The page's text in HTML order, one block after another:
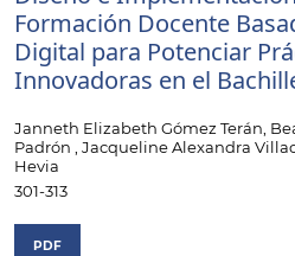
Formación Docente
Digital para Potenciar
Innovadoras en el
Janneth Elizabeth Gómez Terán,
Padrón , Jacqueline Alexandra
Hevia
301-313
PDF